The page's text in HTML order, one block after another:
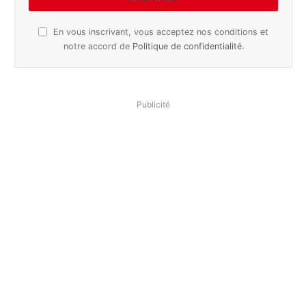
En vous inscrivant, vous acceptez nos conditions et
notre accord de Politique de confidentialité.
Publicité